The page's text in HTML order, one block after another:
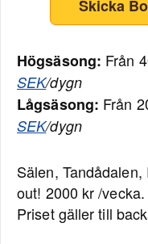
Skicka
Högsäsong: Från
SEK/dygn
Lågsäsong: Från
SEK/dygn
Sälen,
out! 2000 kr /vecka.
Priset gäller till